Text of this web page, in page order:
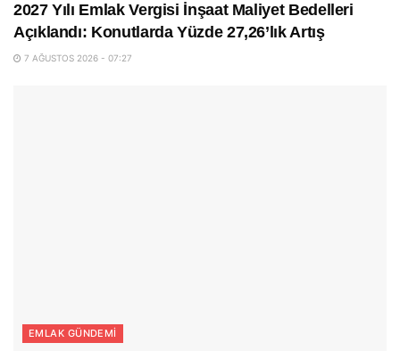
2027 Yılı Emlak Vergisi İnşaat Maliyet Bedelleri
Açıklandı: Konutlarda Yüzde 27,26’lık Artış
7 AĞUSTOS 2026 - 07:27
EMLAK GÜNDEMI